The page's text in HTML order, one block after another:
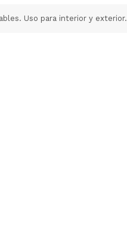
Uso para interior y exterior.